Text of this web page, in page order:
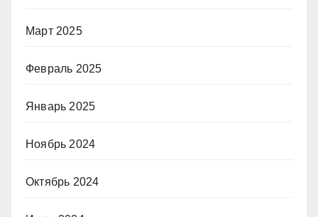
Март 2025
Февраль 2025
Январь 2025
Ноябрь 2024
Октябрь 2024